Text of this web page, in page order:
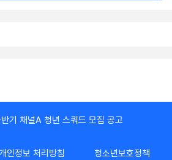
기 채널A 청년 스쿼드 모집 공고
인정보 처리방침 청소년보호정책